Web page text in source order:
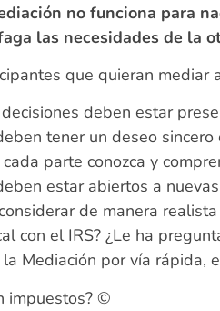
no funciona para
las necesidades de la
que quieran mediar
deben estar
tener un deseo
parte conozca y
estar abiertos a
de manera
con el IRS? ¿Le ha
Mediación por vía rápida,
impuestos? ©